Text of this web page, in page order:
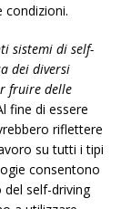
condizioni.
sistemi di self-
dei diversi
fruire delle
fine di essere
riflettere
su tutti i tipi
consentono
self-driving